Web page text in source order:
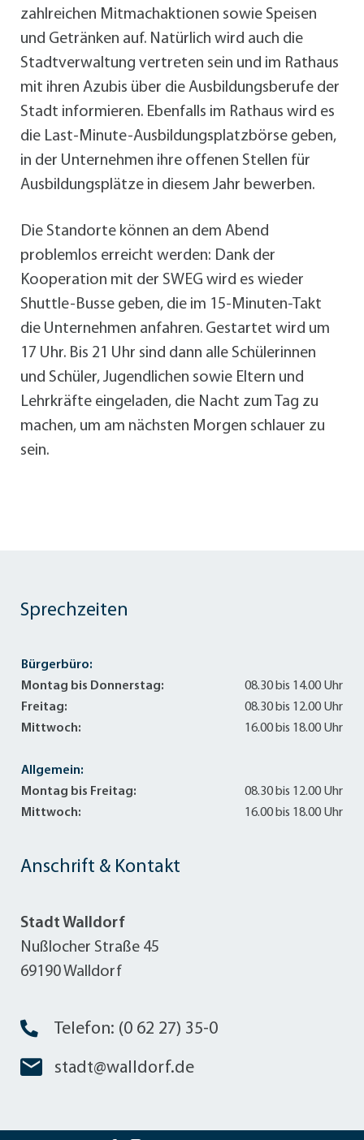
zahlreichen Mitmachaktionen sowie Speisen
und Getränken auf. Natürlich wird auch die
Stadtverwaltung vertreten sein und im Rathaus
mit ihren Azubis über die Ausbildungsberufe der
Stadt informieren. Ebenfalls im Rathaus wird es
die Last-Minute-Ausbildungsplatzbörse geben,
in der Unternehmen ihre offenen Stellen für
Ausbildungsplätze in diesem Jahr bewerben.
Die Standorte können an dem Abend
problemlos erreicht werden: Dank der
Kooperation mit der SWEG wird es wieder
Shuttle-Busse geben, die im 15-Minuten-Takt
die Unternehmen anfahren. Gestartet wird um
17 Uhr. Bis 21 Uhr sind dann alle Schülerinnen
und Schüler, Jugendlichen sowie Eltern und
Lehrkräfte eingeladen‚ die Nacht zum Tag zu
machen‚ um am nächsten Morgen schlauer zu
sein.
Anschrift & Kontakt
Stadt Walldorf
Nußlocher Straße 45
69190 Walldorf
Telefon: (0 62 27) 35-0
stadt@walldorf.de
Sprechzeiten
Bürgerbüro:
Montag bis Donnerstag:
08.30 bis 14.00 Uhr
Freitag:
08.30 bis 12.00 Uhr
Mittwoch:
16.00 bis 18.00 Uhr
Allgemein:
Montag bis Freitag:
08.30 bis 12.00 Uhr
Mittwoch:
16.00 bis 18.00 Uhr